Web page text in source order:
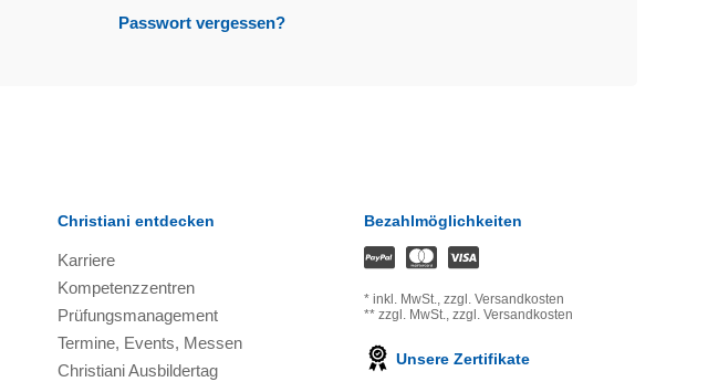
Passwort vergessen?
Christiani entdecken
Karriere
Kompetenzzentren
Prüfungsmanagement
Termine, Events, Messen
Christiani Ausbildertag
Bezahlmöglichkeiten
* inkl. MwSt., zzgl. Versandkosten
** zzgl. MwSt., zzgl. Versandkosten
Unsere Zertifikate